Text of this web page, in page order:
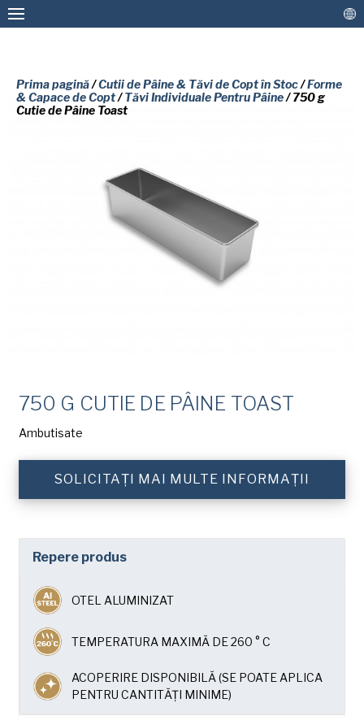
Forme & Tăvi de Copt Personalizate
Straturi de acoperire antiaderentă și Serviciul
de Reteflonare
Mai Multe Soluții
Chicago Metallic
Pan GLO
Synova
Turbel
USA Pan
Prima pagină/Cutii de Pâine & Tăvi de Copt în Stoc/Forme
& Capace de Copt/Tăvi Individuale Pentru Pâine/ 750 g
Cutie de Pâine Toast
750 G CUTIE DE PÂINE TOAST
Ambutisate
SOLICITAȚI MAI MULTE INFORMAȚII
Repere produs
OTEL ALUMINIZAT
TEMPERATURA MAXIMĂ DE 260 ° C
ACOPERIRE DISPONIBILĂ (SE POATE APLICA
PENTRU CANTITĂȚI MINIME)
VĂ RUGĂM SĂ COMPLETAȚI
FORMULARUL DE MAI JOS PENTRU
A PRIMI GRATUIT O COPIE A
DOCUMENTULUI SOLICITAT.
familie
(Required)
(Required)
Telefon
Adresa
de
mail
(Required)
Țară
(Required)
Țară *
Consent
(Required)
Da, am citit și am înțeles
confidențialitatea American Pan.